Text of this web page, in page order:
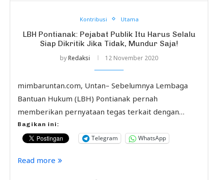
Kontribusi Utama
LBH Pontianak: Pejabat Publik Itu Harus Selalu
Siap Dikritik Jika Tidak, Mundur Saja!
byRedaksi 12 November 2020
mimbaruntan.com, Untan– Sebelumnya Lembaga
Bantuan Hukum (LBH) Pontianak pernah
memberikan pernyataan tegas terkait dengan…
Bagikan ini:
Telegram WhatsApp
Read more